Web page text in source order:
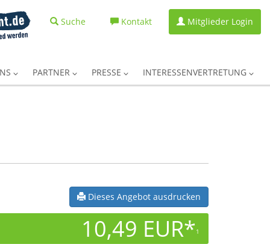
Suche Kontakt Mitglieder Login
PARTNER PRESSE INTERESSENVERTRETUNG
Dieses Angebot ausdrucken
10,49 EUR*1